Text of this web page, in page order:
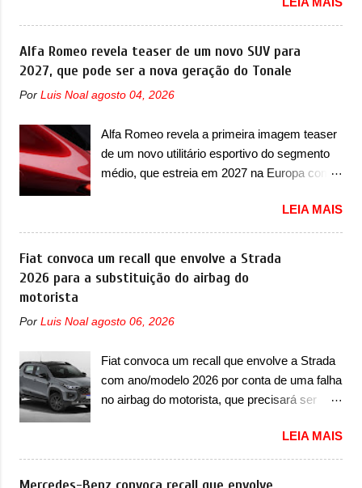
apresentou com o Sterrato, mas com um
design ainda mais Mad Max – algo
característico da Rezvani. Junto com as
imagens, a marca já confirmou que o Dune
será um carro muito exclusivo. Ao todo,
para todo mundo, ou seja, limitado demais.
Ele será equipado com um motor V10
Supercharger capaz de desenvolver cerca de
Jensen International Automotive (abreviação
de JIA) apresentou uma nova imagem teaser
que mostra como será o Interceptor GTX, o
esportivo que recolocará a marca no
mercado. O granturismo (GT) apareceu em
uma nova imagem de traseira, onde ele
ainda confirmou que o esportivo será
apresentado no terceiro trimestre de 2026, ou
seja, acontecerá entre os meses de julho e
a estreia deve aparecer neste mês ou até o
dia 30 de setembro. A marca confirmou que
vai apresentar um "protótipo de pré-produção,
de altíssimo desempenho, exclusivo para
de rua do esportivo. Ao mesmo tempo, a
como um “protótipo aprimorado” que
estabelece as bases para "div...
Alfa Romeo revela teaser de um novo SUV para
2027, que pode ser a nova geração do Tonale
Por Luis Noal agosto 04, 2026
Alfa Romeo revela a primeira imagem teaser
de um novo utilitário esportivo do segmento
médio, que estreia em 2027 na Europa com
revelou a primeira imagem teaser de um
novo utilitário esportivo da marca italiana,
previsto para ser lançado em meados de
2027. O novo modelo não tem nome ou se é
uma nova geração de um modelo existente, o
o novo modelo em questão é um SUV do
confirmado durante a Mesa Redonda
Nacional da Indústria Automotiva, organizada
pelo Ministério dos Negócios e do Made in
Cappellano, Diretor de Operações da
Stellantis Enlarged Europe, que foi o
responsável por antecipar o lançamento. O
LEIA MAIS
Fiat convoca um recall que envolve a Strada
2026 para a substituição do airbag do
motorista
Por Luis Noal agosto 06, 2026
Fiat convoca um recall que envolve a Strada
com ano/modelo 2026 por conta de uma falha
no airbag do motorista, que precisará ser
24 de outubro de 2025 que envolve os
proprietários da Strada no Brasil. O chamado
envolve unidades com ano/modelo 2026 da
LEIA MAIS